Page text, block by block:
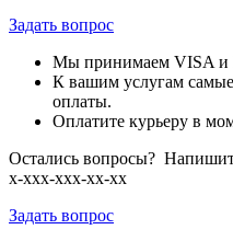
Задать вопрос
Мы принимаем VISA и
К вашим услугам
оплаты.
Оплатите курьеру в
Остались вопросы?
х-ххх-ххх-хх-хх
Задать вопрос